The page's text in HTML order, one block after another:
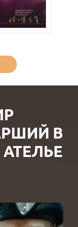
В